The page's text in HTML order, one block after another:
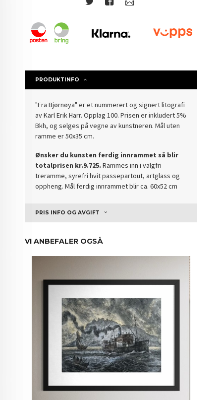
PRODUKTINFO
"Fra Bjørnøya" er et nummerert og signert litografi
av Karl Erik Harr. Opplag 100. Prisen er inkludert 5%
Bkh, og selges på vegne av kunstneren. Mål uten
ramme er 50x35 cm.
Ønsker du kunsten ferdig innrammet så blir
totalprisen kr.9.725.Rammes inn i valgfri
treramme, syrefri hvit passepartout, artglass og
oppheng. Mål ferdig innrammet blir ca. 60x52 cm
PRIS INFO OG AVGIFT
VI ANBEFALER OGSÅ